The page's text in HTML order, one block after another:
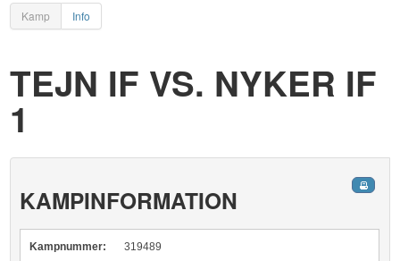
Kamp Info
TEJN IF VS. NYKER IF
1
KAMPINFORMATION
Kampnummer: 319489